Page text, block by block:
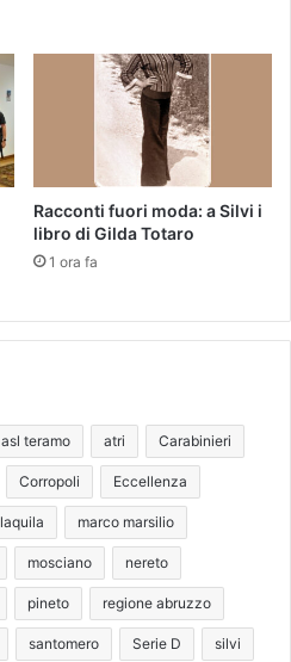
Racconti fuori moda: a Silvi i
libro di Gilda Totaro
1 ora fa
asl teramo atri Carabinieri
Corropoli Eccellenza
laquila marco marsilio
mosciano nereto
pineto regione abruzzo
santomero Serie D silvi